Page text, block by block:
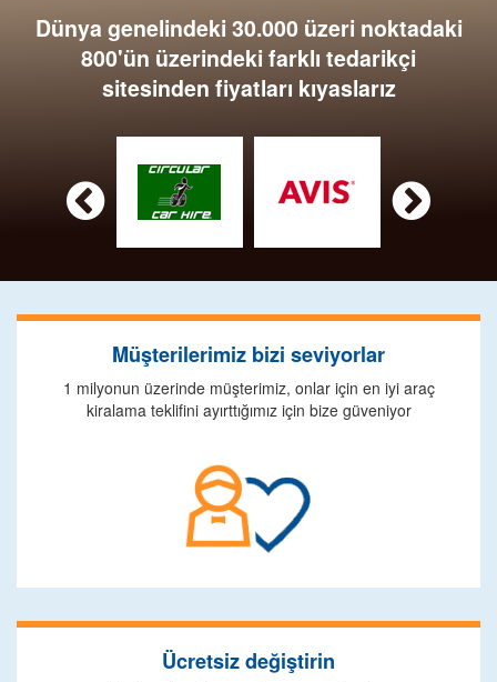
Dünya genelindeki 30.000 üzeri noktadaki
800'ün üzerindeki farklı tedarikçi
sitesinden fiyatları kıyaslarız
 
Müşterilerimiz bizi seviyorlar
1 milyonun üzerinde müşterimiz, onlar için en iyi araç
kiralama teklifini ayırttığımız için bize güveniyor
Ücretsiz değiştirin